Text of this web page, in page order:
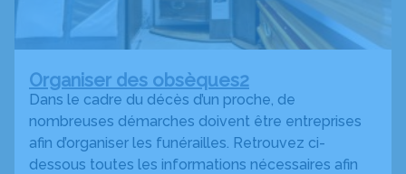
Organiser des obsèques2
Dans le cadre du décès d’un proche, de
nombreuses démarches doivent être entreprises
afin d’organiser les funérailles. Retrouvez ci-
dessous toutes les informations nécessaires afin